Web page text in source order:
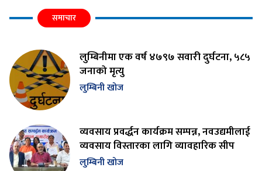
समाचार
लुम्बिनीमा एक वर्ष ४७९७ सवारी दुर्घटना, ५८५
जनाको मृत्यु
लुम्बिनी खोज
व्यवसाय प्रवर्द्धन कार्यक्रम सम्पन्न, नवउद्यमीलाई
व्यवसाय विस्तारका लागि व्यावहारिक सीप
लुम्बिनी खोज